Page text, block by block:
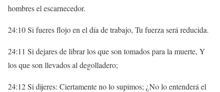
hombres el escarnecedor.
24:10 Si fueres flojo en el día de trabajo, Tu fuerza será reducida.
24:11 Si dejares de librar los que son tomados para la muerte, Y
los que son llevados al degolladero;
24:12 Si dijeres: Ciertamente no lo supimos; ¿No lo entenderá el